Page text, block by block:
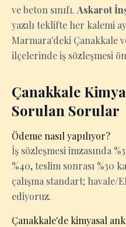
ve beton sınıfı. Askarot
yazılı teklifte her kalemi
Marmara'deki Çanakkale
ilçelerinde iş sözleşmesi
Çanakkale
Sorulan Sorular
Ödeme nasıl yapılıyor?
İş sözleşmesi imzasında
%40, teslim sonrası %30
çalışma standart; havale/
ediyoruz.
Çanakkale'de kimyasal